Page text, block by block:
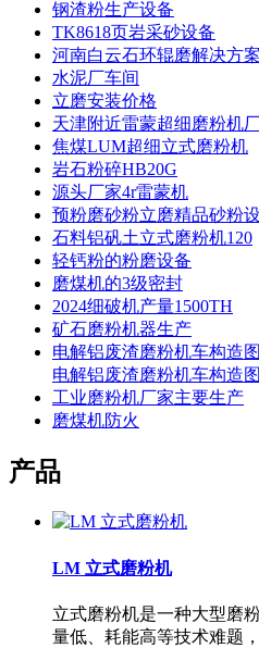
钢渣粉生产设备
TK8618页岩采砂设备
河南白云石环辊磨解决方案
水泥厂车间
立磨安装价格
天津附近雷蒙超细磨粉机
焦煤LUM超细立式磨粉机
岩石粉碎HB20G
源头厂家4r雷蒙机
预粉磨砂粉立磨精品砂粉
石料铝矾土立式磨粉机120
轻钙粉的粉磨设备
磨煤机的3级密封
2024细破机产量1500TH
矿石磨粉机器生产
电解铝废渣磨粉机车构造
电解铝废渣磨粉机车构造图
工业磨粉机厂家主要生产
磨煤机防火
产品
LM 立式磨粉机
立式磨粉机是一种大型磨
量低、耗能高等技术难题